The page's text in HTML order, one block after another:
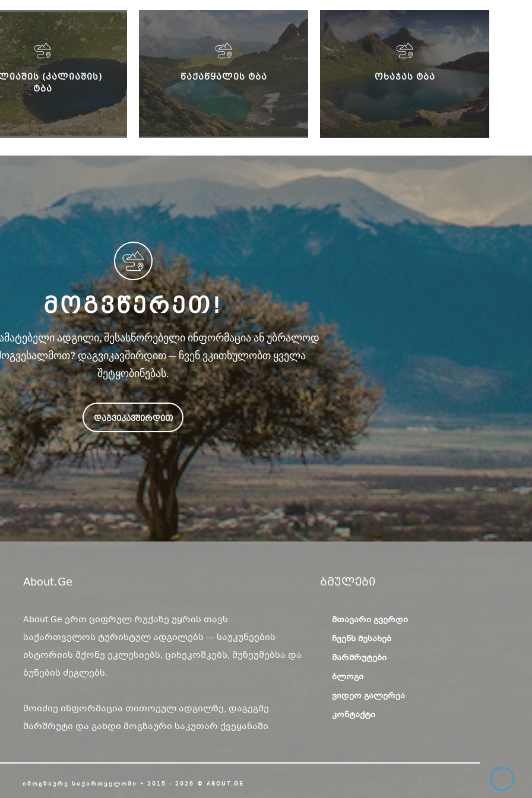
(ᲙᲐᲚᲘᲐᲨᲘᲡ)
ᲢᲑᲐ
ᲬᲐᲥᲐᲬᲧᲐᲚᲘᲡ ᲢᲑᲐ ᲝᲮᲐᲯᲐᲡ ᲢᲑᲐ
ᲛᲝᲒᲕᲬᲔᲠᲔᲗ!
ადგილი, შესასწორებელი ინფორმაცია ან უბრალოდ
დაგვიკავშირდით — ჩვენ ვკითხულობთ ყველა
შეტყობინებას.
ᲓᲐᲒᲕᲘᲙᲐᲕᲨᲘᲠᲓᲘᲗ
About.ge
About.Ge ერთ ციფრულ რუქაზე უყრის თავს
საქართველოს ტურისტულ ადგილებს — საუკუნეების
ისტორიის მქონე ეკლესიებს, ციხეკოშკებს, მუზეუმებსა და
ბუნების ძეგლებს.
მოიძიე ინფორმაცია თითოეულ ადგილზე, დაგეგმე
მარშრუტი და გახდი მოგზაური საკუთარ ქვეყანაში.
Ბმულები
ᲛᲗᲐᲕᲐᲠᲘ ᲒᲕᲔᲠᲓᲘ
ᲩᲕᲔᲜᲡ ᲨᲔᲡᲐᲮᲔᲑ
ᲛᲐᲠᲨᲠᲣᲢᲔᲑᲘ
ᲑᲚᲝᲒᲘ
ᲕᲘᲓᲔᲝ ᲒᲐᲚᲔᲠᲔᲐ
ᲙᲝᲜᲢᲐᲥᲢᲘ
ᲘᲛᲝᲒᲖᲐᲣᲠᲔ ᲡᲐᲥᲐᲠᲗᲕᲔᲚᲝᲨᲘ • 2015 - 2026 © ABOUT.GE